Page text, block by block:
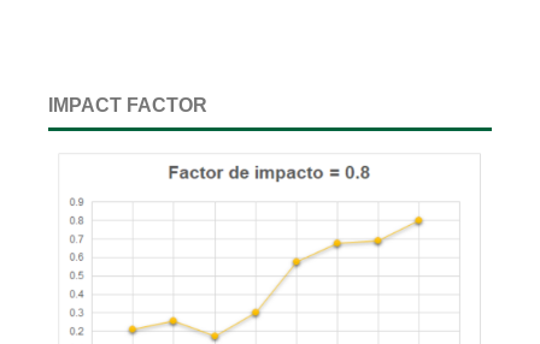
IMPACT FACTOR